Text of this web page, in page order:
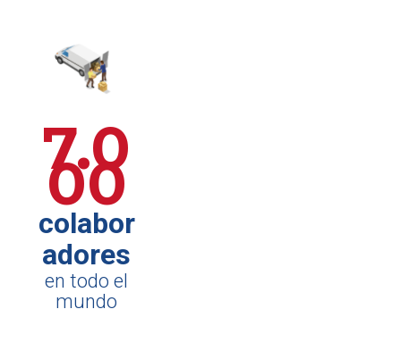
7.0
00
colabor
adores
en todo el
mundo